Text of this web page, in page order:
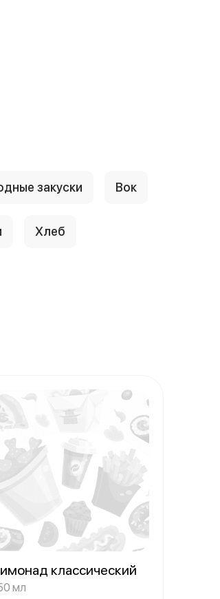
закуски Вок
Хлеб
классический
мл